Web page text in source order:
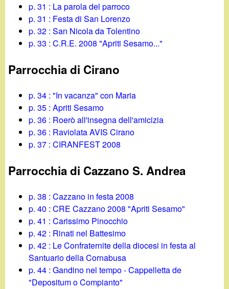
p. 31 : La parola del parroco
p. 31 : Festa di San Lorenzo
p. 32 : San Nicola da Tolentino
p. 33 : C.R.E. 2008 "Apriti Sesamo..."
Parrocchia di Cirano
p. 34 : "In vacanza" con Maria
p. 35 : Apriti Sesamo
p. 36 : Roerò all'insegna dell'amicizia
p. 36 : Raviolata AVIS Cirano
p. 37 : CIRANFEST 2008
Parrocchia di Cazzano S. Andrea
p. 38 : Cazzano in festa 2008
p. 40 : CRE Cazzano 2008 "Apriti Sesamo"
p. 41 : Carissimo Pinocchio
p. 42 : Rinati nel Battesimo
p. 42 : Le Confraternite della diocesi in festa al
Santuario della Cornabusa
p. 44 : Gandino nel tempo - Cappelletta de
"Depositum o Compianto"